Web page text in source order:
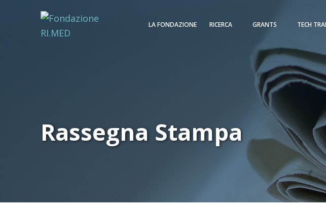
LA FONDAZIONE RICERCA GRANTS TECH
Rassegna Stampa